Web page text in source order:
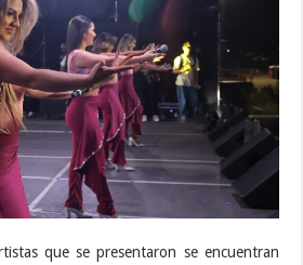
que se presentaron se encuentran